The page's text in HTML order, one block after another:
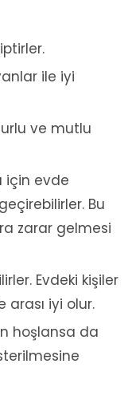
ile iyi
ve mutlu
için evde
Bu
zarar gelmesi
Evdeki kişiler
arası iyi olur.
hoşlansa da